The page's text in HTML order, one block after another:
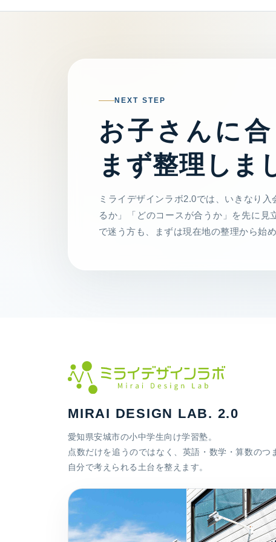
NEXT STEP
お子さんに合
まず整理しま
ミライデザインラボ2.0では、いきなり
るか」「どのコースが合うか」を先に
で迷う方も、まずは現在地の整理から始め
MIRAI DESIGN LAB. 2.0
愛知県安城市の小中学生向け学習塾。
点数だけを追うのではなく、英語・数学・算数のつ
自分で考えられる土台を整えます。